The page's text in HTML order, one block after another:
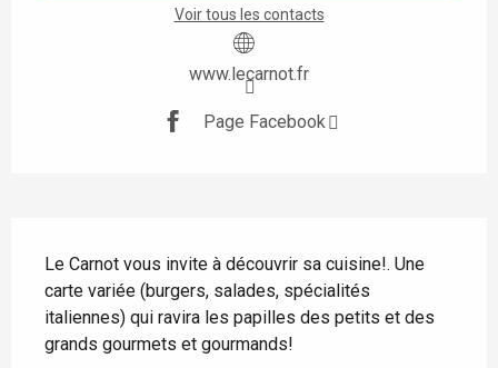
Voir tous les contacts
www.lecarnot.fr
Page Facebook
Le Carnot vous invite à découvrir sa cuisine!. Une
carte variée (burgers, salades, spécialités
italiennes) qui ravira les papilles des petits et des
grands gourmets et gourmands!